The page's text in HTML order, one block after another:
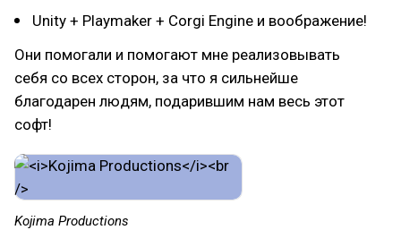
Unity + Playmaker + Corgi Engine и воображение!
Они помогали и помогают мне реализовывать
себя со всех сторон, за что я сильнейше
благодарен людям, подарившим нам весь этот
софт!
Kojima Productions